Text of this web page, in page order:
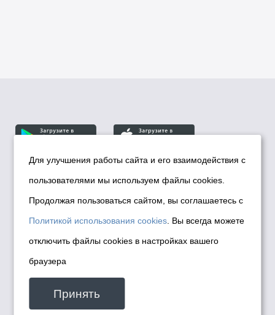
© Департамент информационной политики мэрии
города Новосибирска, 2026
Политика использования Cookies
Политика по обработке персональных
данных в информационных системах
мэрии города Новосибирска
malinchukvl@mail.ru
Для улучшения работы сайта и его взаимодействия с
пользователями мы используем файлы cookies.
Продолжая пользоваться сайтом, вы соглашаетесь с
Политикой использования cookies . Вы всегда можете
отключить файлы cookies в настройках вашего
браузера
Принять